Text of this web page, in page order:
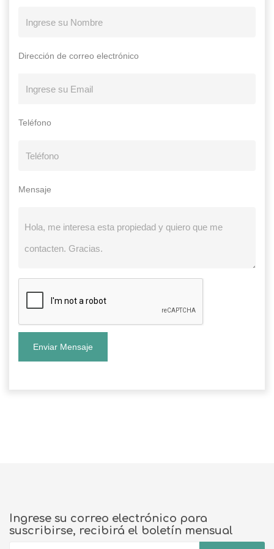
Dirección de correo electrónico
Teléfono
Mensaje
Enviar Mensaje
Ingrese su correo electrónico para
suscribirse, recibirá el boletín mensual